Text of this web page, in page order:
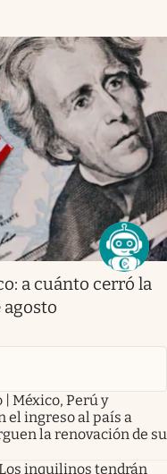
a cuánto cerró la
México, Perú y
el ingreso al país a
la renovación de su
inquilinos tendrán